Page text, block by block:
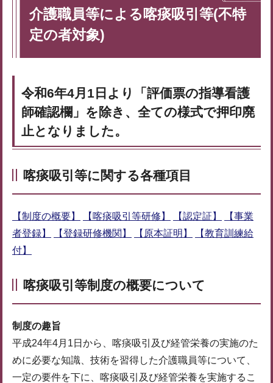
介護職員等による喀痰吸引等(不特
定の者対象)
令和6年4月1日より「評価票の指導看護
師確認欄」を除き、全ての様式で押印廃
止となりました。
喀痰吸引等に関する各種項目
【制度の概要】 【喀痰吸引等研修】 【認定証】
【事業
者登録】
【登録研修機関】 【原本証明】
【教育訓練給
付】
喀痰吸引等制度の概要について
制度の趣旨
平成24年4月1日から、喀痰吸引及び経管栄養の実施のた
めに必要な知識、技術を習得した介護職員等について、
一定の要件を下に、喀痰吸引及び経管栄養を実施するこ